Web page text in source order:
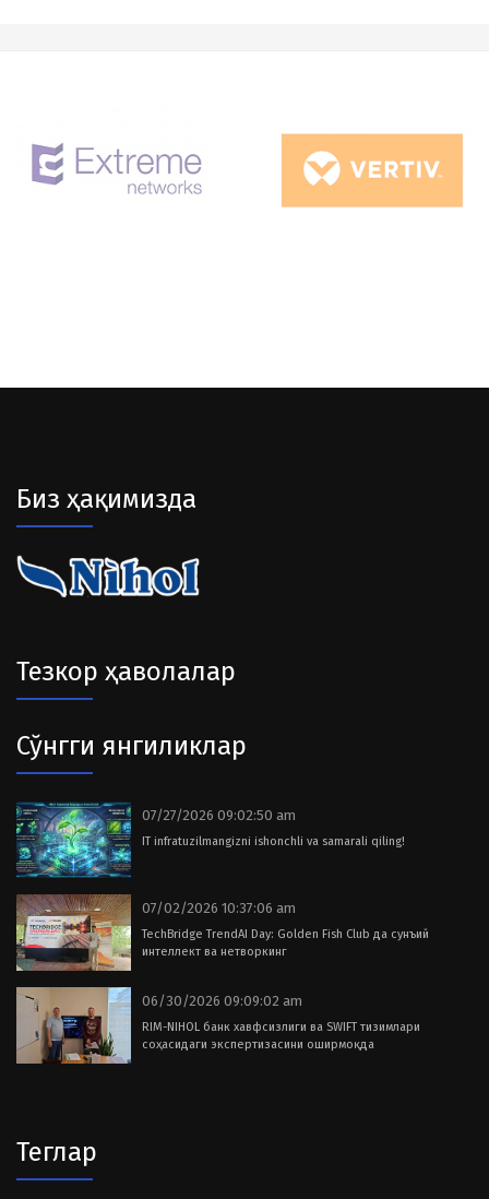
Биз ҳақимизда
Тезкор ҳаволалар
Сўнгги янгиликлар
07/27/2026 09:02:50 am
IT infratuzilmangizni ishonchli va samarali qiling!
07/02/2026 10:37:06 am
TechBridge TrendAI Day: Golden Fish Club да сунъий
интеллект ва нетворкинг
06/30/2026 09:09:02 am
RIM-NIHOL банк хавфсизлиги ва SWIFT тизимлари
соҳасидаги экспертизасини оширмоқда
Теглар